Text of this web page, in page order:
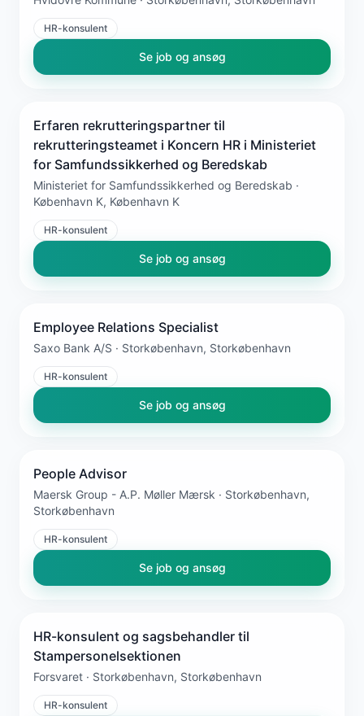
HR-konsulent
Se job og ansøg
Erfaren rekrutteringspartner til
rekrutteringsteamet i Koncern HR i Ministeriet
for Samfundssikkerhed og Beredskab
Ministeriet for Samfundssikkerhed og Beredskab ·
København K, København K
HR-konsulent
Se job og ansøg
Employee Relations Specialist
Saxo Bank A/S · Storkøbenhavn, Storkøbenhavn
HR-konsulent
Se job og ansøg
People Advisor
Maersk Group - A.P. Møller Mærsk · Storkøbenhavn,
Storkøbenhavn
HR-konsulent
Se job og ansøg
HR-konsulent og sagsbehandler til
Stampersonelsektionen
Forsvaret · Storkøbenhavn, Storkøbenhavn
HR-konsulent